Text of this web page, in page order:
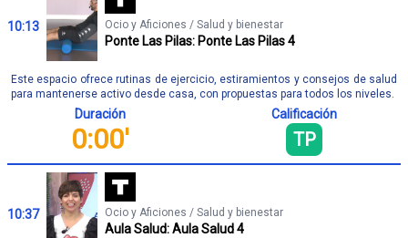
10:13 Ocio y Aficiones / Salud y bienestar
Ponte Las Pilas: Ponte Las Pilas 4
Este espacio ofrece rutinas de ejercicio, estiramientos y consejos de salud
para mantenerse activo desde casa, con propuestas para todos los niveles.
Duración
0:00'
Calificación
TP
10:37 Ocio y Aficiones / Salud y bienestar
Aula Salud: Aula Salud 4